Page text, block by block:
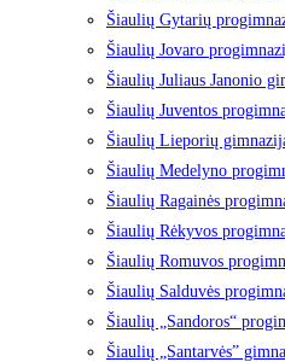
Šiaulių Gytarių
Šiaulių Jovaro
Šiaulių Juliaus Janonio
Šiaulių Juventos
Šiaulių Lieporių
Šiaulių Medelyno
Šiaulių Ragainės
Šiaulių Rėkyvos
Šiaulių Romuvos
Šiaulių Salduvės
Šiaulių „Sandoros“
Šiaulių „Santarvės”